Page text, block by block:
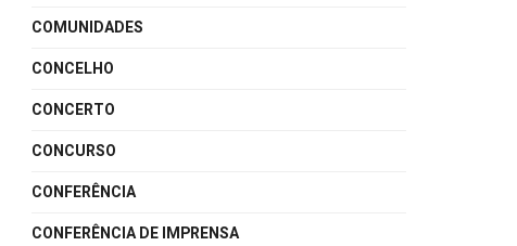
COMUNIDADES
CONCELHO
CONCERTO
CONCURSO
CONFERÊNCIA
CONFERÊNCIA DE IMPRENSA